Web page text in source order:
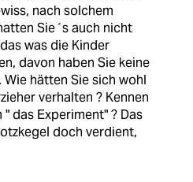
nach solchem
Sie´s auch nicht
was die Kinder
davon haben Sie keine
hätten Sie sich wohl
verhalten ? Kennen
" das Experiment" ? Das
doch verdient,